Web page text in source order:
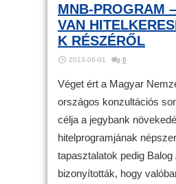
MNB-PROGRAM
VAN
K RÉSZÉRŐL
2013-06-01 0
Véget ért a Magyar
országos konzultációs
célja a jegybank
hitelprogramjának
tapasztalatok pedig
bizonyították, hogy